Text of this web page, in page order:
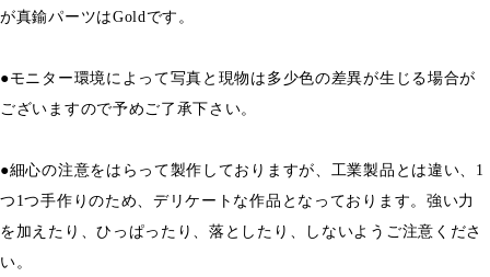
が真鍮パーツはGoldです。
●モニター環境によって写真と現物は多少色の差異が生じる場合が
ございますので予めご了承下さい。
●細心の注意をはらって製作しておりますが、工業製品とは違い、1
つ1つ手作りのため、デリケートな作品となっております。強い力
を加えたり、ひっぱったり、落としたり、しないようご注意くださ
い。